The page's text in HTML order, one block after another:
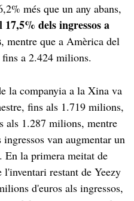
més que un any abans,
17,5% dels ingressos a
, mentre que a Amèrica del
a 2.424 milions.
la companyia a la Xina va
fins als 1.719 milions,
als 1.287 milions, mentre
van augmentar un
la primera meitat de
restant de Yeezy
d'euros als ingressos,